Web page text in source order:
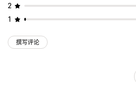
2
1
撰写评论